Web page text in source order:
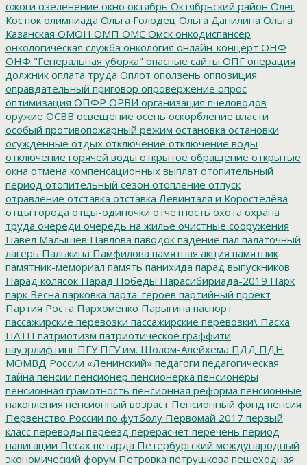
ожоги озеленение окно октябрь Октябрьский район Олег
Костюк олимпиада Ольга Голодец Ольга Данилина Ольга
Казанская ОМОН ОМП ОМС Омск онкодиспансер
онкологическая служба онкология онлайн-концерт ОНФ
ОНФ "Генеральная уборка" опасные сайты ОПГ операция
должник оплата труда Оплот оползень оппозиция
оправдательный приговор опровержение опрос
оптимизация ОПФР ОРВИ организация пчеловодов
оружие ОСВВ освещение осень оскорбление власти
особый противопожарный режим остановка остановки
осужденные отдых отключение отключение воды
отключение горячей воды открытое обращение открытые
окна отмена компенсационных выплат отопительный
период отопительный сезон отопление отпуск
отравление отставка отставка Левинталя и Коростелёва
отцы города отцы-одиночки отчетность охота охрана
труда очереди очередь на жилье очистные сооружения
Павел Малышев Павлова паводок падение пал палаточный
лагерь Палькина Памфилова памятная акция памятник
памятник-мемориал память панихида парад выпускников
Парад колясок Парад Победы Парасибириада-2019 Парк
парк Весна парковка парта_героев партийный проект
Партия Роста Пархоменко Парыгина паспорт
пассажирские перевозки пассажирские перевозки\ Пасха
ПАТП патриотизм патриотическое граффити
пауэрлифтинг ПГУПГУ им. Шолом-Алейхема ПДД ПДН
МОМВД России «Ленинский» педагоги педагогическая
тайна пенсии пенсионер пенсионерка пенсионеры
пенсионная грамотность пенсионная реформа пенсионные
накопления пенсионный возраст Пенсионный фонд пенсия
Первенство России по футболу Первомай 2017 первый
класс переводы переезд перерасчет перечень период
навигации Песах петарда Петербургский международный
экономический форум Петровка петрушкова пешеходная